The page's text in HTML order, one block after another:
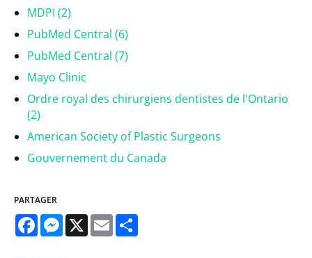
MDPI (2)
PubMed Central (6)
PubMed Central (7)
Mayo Clinic
Ordre royal des chirurgiens dentistes de l'Ontario
(2)
American Society of Plastic Surgeons
Gouvernement du Canada
PARTAGER
FacebookMessenger
X Email